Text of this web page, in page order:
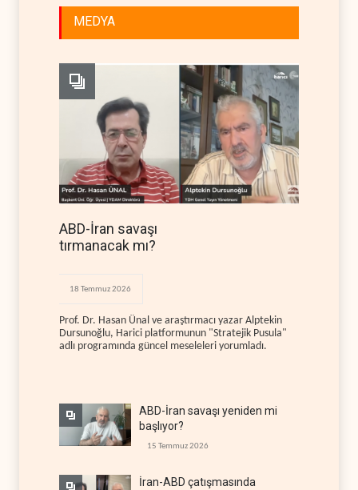
MEDYA
ABD-İran savaşı
tırmanacak mı?
18 Temmuz 2026
Prof. Dr. Hasan Ünal ve araştırmacı yazar Alptekin
Dursunoğlu, Harici platformunun "Stratejik Pusula"
adlı programında güncel meseleleri yorumladı.
ABD-İran savaşı yeniden mi
başlıyor?
15 Temmuz 2026
İran-ABD çatışmasında